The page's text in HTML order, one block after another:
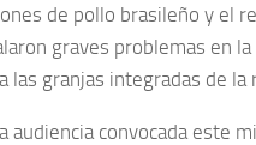
de pollo brasileño y el
graves problemas en la
granjas integradas de la
audiencia convocada este